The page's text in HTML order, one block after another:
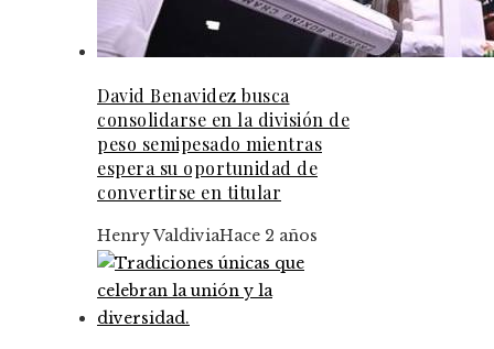
David Benavidez busca
consolidarse en la división de
peso semipesado mientras
espera su oportunidad de
convertirse en titular
Henry ValdiviaHace 2 años